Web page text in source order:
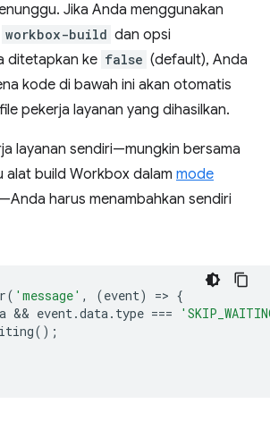
Jika Anda menggunakan
workbox-build dan opsi
ditetapkan ke false (default), Anda
kode di bawah ini akan otomatis
pekerja layanan yang dihasilkan.
layanan sendiri—mungkin bersama
alat build Workbox dalam mode
—Anda harus menambahkan sendiri
( 'message' , (event) => {
&& event.data. type ===
();